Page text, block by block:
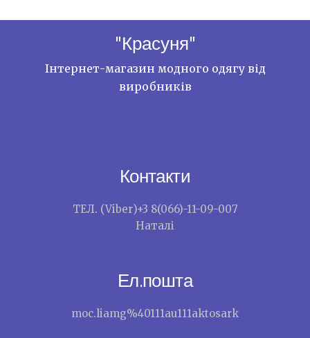
"Красуня"
Інтернет-магазин модного одягу від
виробників
Контакти
ТЕЛ. (Viber)+3 8(066)-11-09-007
Наталі
Ел.пошта
moc.liamg%40111au111aktosark